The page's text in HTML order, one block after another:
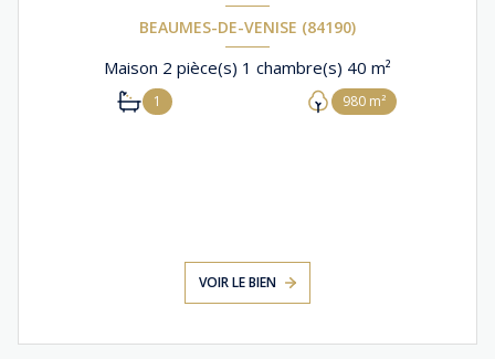
BEAUMES-DE-VENISE (84190)
Maison 2 pièce(s) 1 chambre(s) 40 m²
1 980 m²
VOIR LE BIEN